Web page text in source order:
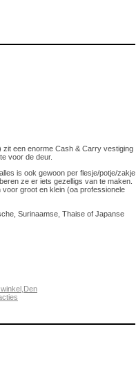
een enorme Cash & Carry vestiging
voor de deur.
is ook gewoon per flesje/potje/zakje
ze er iets gezelligs van te maken.
groot en klein (oa professionele
Surinaamse, Thaise of Japanse
Den